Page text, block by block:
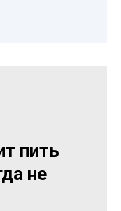
пить
не